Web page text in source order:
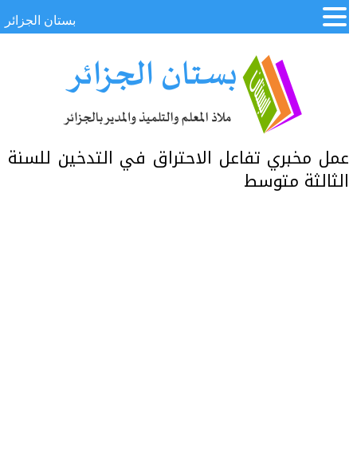
عمل مخبري تفاعل الاحتراق في التدخين للسنة
الثالثة متوسط
بستان الجزائر